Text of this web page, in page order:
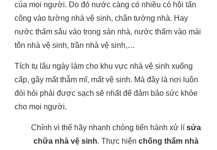
của mọi người. Do đó nước càng có nhiều có hội tấn
công vào tường nhà vệ sinh, chân tường nhà. Hay
nước thấm sâu vào trong sàn nhà, nước thấm vào mái
tôn nhà vệ sinh, trần nhà vệ sinh,…
Tích tụ lâu ngày làm cho khu vực nhà vệ sinh xuống
cấp, gây mất thẫm mĩ, mất vệ sinh. Mà đây là nơi luôn
đòi hỏi phải được sạch sẽ nhất để đảm bảo sức khỏe
cho mọi người.
Chính vì thế hãy nhanh chóng tiến hành xử lí sửa
chữa nhà vệ sinh. Thực hiện chống thấm nhà